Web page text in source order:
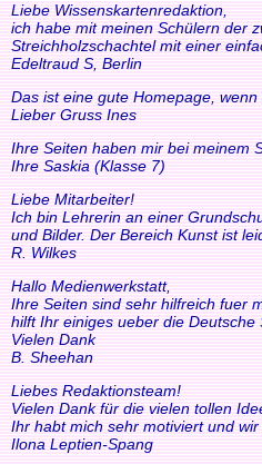
Liebe Wissenskartenredaktion,
ich habe mit meinen Schülern der
Streichholzschachtel mit einer
Edeltraud S, Berlin
Das ist eine gute Homepage,
Lieber Gruss Ines
Ihre Seiten haben mir bei meinem
Ihre Saskia (Klasse 7)
Liebe Mitarbeiter!
Ich bin Lehrerin an einer
und Bilder. Der Bereich Kunst ist
R. Wilkes
Hallo Medienwerkstatt,
Ihre Seiten sind sehr hilfreich fuer
hilft Ihr einiges ueber die
Vielen Dank
B. Sheehan
Liebes Redaktionsteam!
Vielen Dank für die vielen tollen
Ihr habt mich sehr motiviert und
Ilona Leptien-Spang